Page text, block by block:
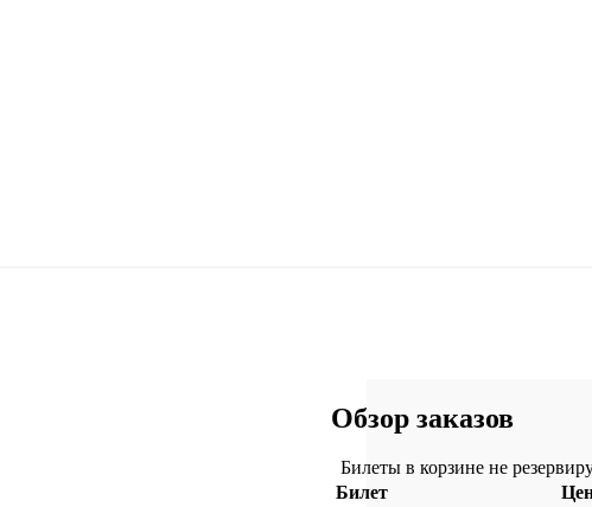
Обзор заказов
Билеты в корзине не
Билет